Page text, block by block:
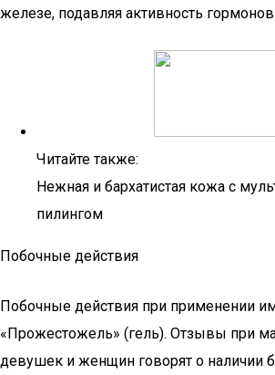
железе, подавляя активность
Читайте также:
Нежная и бархатистая кожа с
пилингом
Побочные действия
Побочные действия при применении
«Прожестожель» (гель). Отзывы при
девушек и женщин говорят о наличии